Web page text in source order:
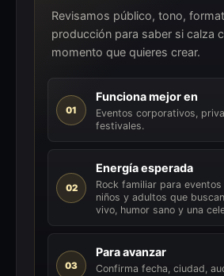
Revisamos público, tono,
producción para saber si calza
momento que quieres crear.
01
Funciona mejor en
Eventos corporativos,
festivales.
02
Energía esperada
Rock familiar para eventos
niños y adultos que
vivo, humor sano y una
03
Para avanzar
Confirma fecha, ciudad,